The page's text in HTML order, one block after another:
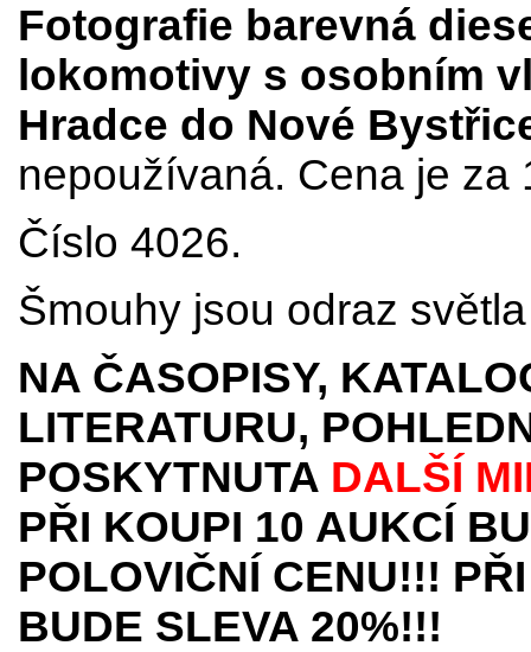
Fotografie barevná
lokomotivy s osobním
Hradce do Nové
nepoužívaná. Cena je za
Číslo 4026.
Šmouhy jsou odraz
NA ČASOPISY,
LITERATURU,
POSKYTNUTA DALŠÍ
PŘI KOUPI 10 AUKCÍ
POLOVIČNÍ CENU!!!
BUDE SLEVA 20%!!!